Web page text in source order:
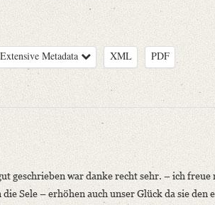
Extensive Metadata XML PDF
geschrieben war danke recht sehr. – ich freue
Sele – erhöhen auch unser Glück da sie